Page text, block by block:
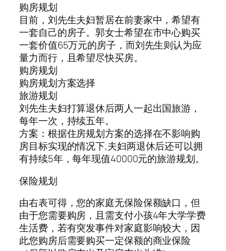
购房规划
目前，刘先生夫妇暂居在前妻家中，希望有
一套自己的房子。郭女士希望在市中心购买
一套价值65万元的房子，而刘先生则认为应
量力而行，且希望尽快买房。
购房规划
购房规划方案选择
旅游规划
刘先生夫妇打算退休后两人一起出国旅游，
每年一次，持续五年。
方案：根据住房规划方案的选择在不影响购
房目标实现的情况下,夫妇两退休后还可以拥
有持续5年，每年现值40000元的旅游规划。
保险规划
由右表可得，您的家庭无保险保额缺口，但
由于您需要购房，且需支付小孩4年大学学费
生活费，若有突发事件对家庭影响较大，因
此您购房后需要购买一定保额的商业保险